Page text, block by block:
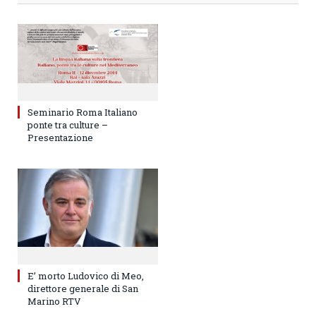
Seminario Roma Italiano
ponte tra culture –
Presentazione
E’ morto Ludovico di Meo,
direttore generale di San
Marino RTV